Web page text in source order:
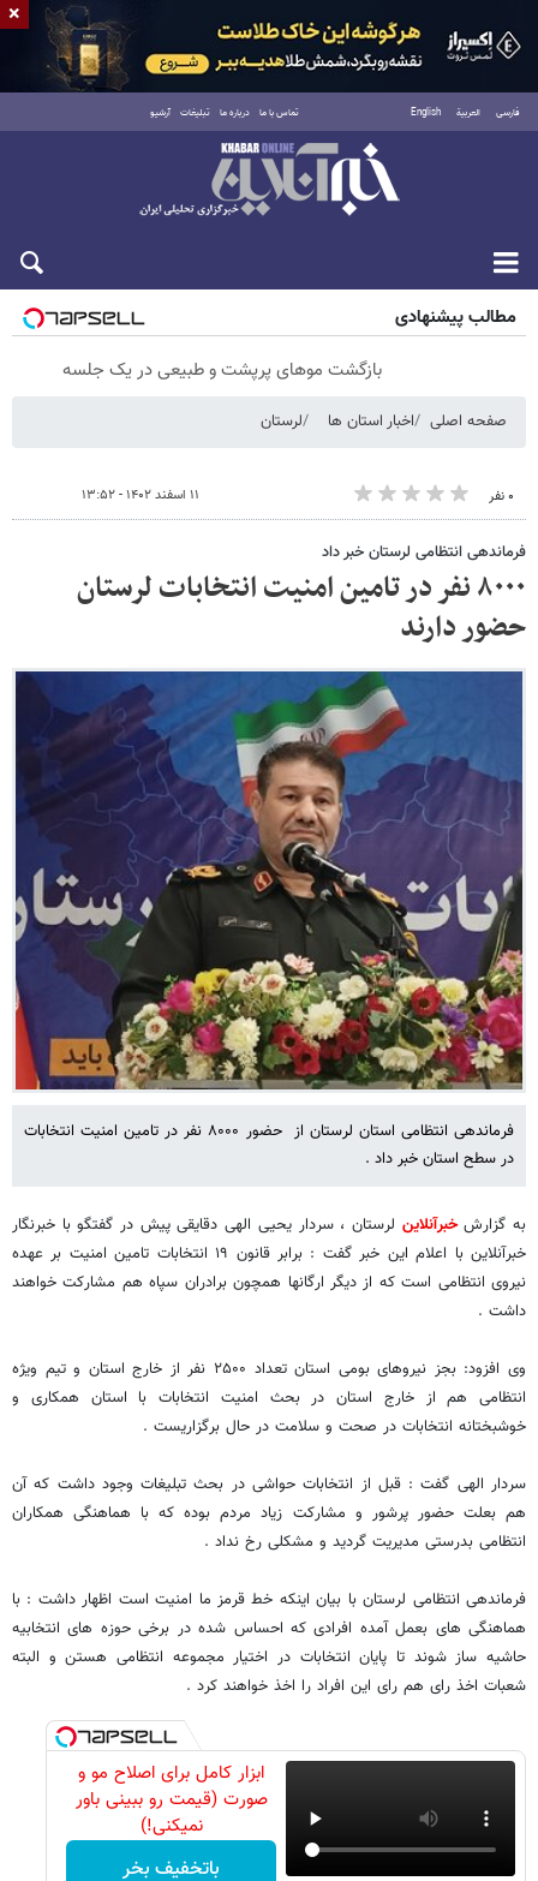
فارسی العربية English تماس با ما درباره ما تبلیغات آرشیو
شنبه ۱۷ مرداد ۱۴۰۵
مطالب پیشنهادی
بازگشت موهای پرپشت و طبیعی در یک جلسه
صفحه اصلی اخبار استان ها لرستان
۰ نفر ۱۱ اسفند ۱۴۰۲ - ۱۳:۵۲
فرماندهی انتظامی لرستان خبر داد
۸۰۰۰ نفر در تامین امنیت انتخابات لرستان
حضور دارند
فرماندهی انتظامی استان لرستان از حضور ۸۰۰۰ نفر در تامین امنیت انتخابات
در سطح استان خبر داد .
به گزارشخبرآنلاین لرستان ، سردار یحیی الهی دقایقی پیش در گفتگو با خبرنگار
خبرآنلاین با اعلام این خبر گفت : برابر قانون ۱۹ انتخابات تامین امنیت بر عهده
نیروی انتظامی است که از دیگر ارگانها همچون برادران سپاه هم مشارکت خواهند
داشت .
وی افزود: بجز نیروهای بومی استان تعداد ۲۵۰۰ نفر از خارج استان و تیم ویژه
انتظامی هم از خارج استان در بحث امنیت انتخابات با استان همکاری و
خوشبختانه انتخابات در صحت و سلامت در حال برگزاریست .
سردار الهی گفت : قبل از انتخابات حواشی در بحث تبلیغات وجود داشت که آن
هم بعلت حضور پرشور و مشارکت زیاد مردم بوده که با هماهنگی همکاران
انتظامی بدرستی مدیریت گردید و مشکلی رخ نداد .
فرماندهی انتظامی لرستان با بیان اینکه خط قرمز ما امنیت است اظهار داشت : با
هماهنگی های بعمل آمده افرادی که احساس شده در برخی حوزه های انتخابیه
حاشیه ساز شوند تا پایان انتخابات در اختیار مجموعه انتظامی هستن و البته
شعبات اخذ رای هم رای این افراد را اخذ خواهند کرد .
ابزار کامل برای اصلاح مو و
صورت (قیمت رو ببینی باور
نمیکنی!)
باتخفیف بخر
×